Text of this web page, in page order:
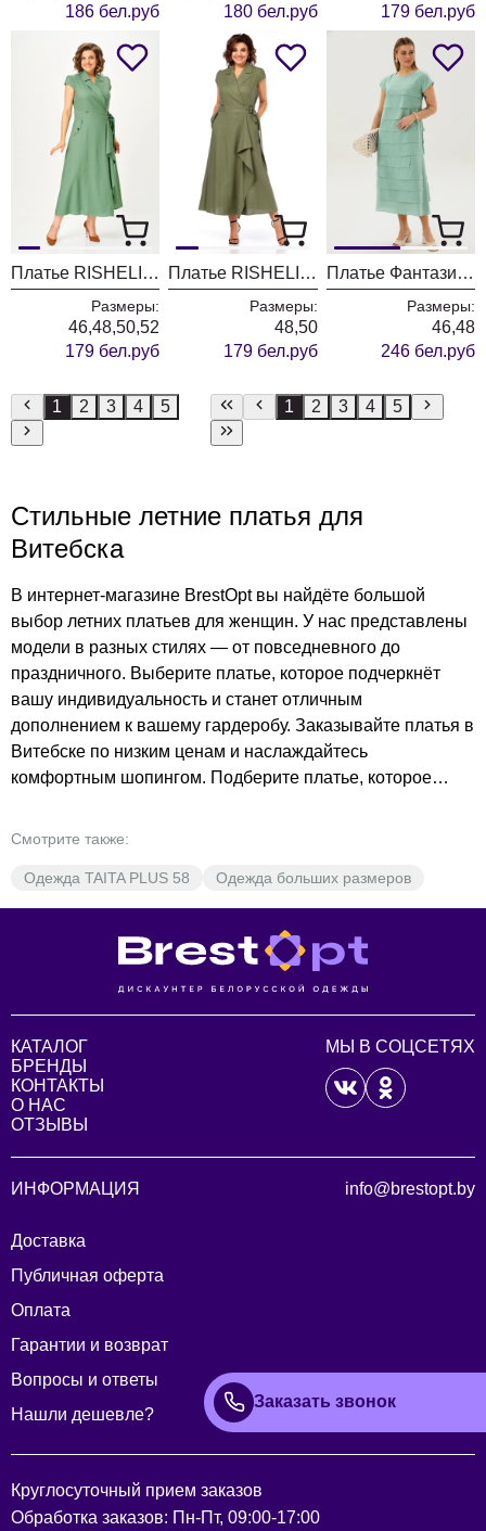
186 бел.руб
180 бел.руб
179 бел.руб
Платье RISHELIE 995-3 зеленая фисташка
Размеры:
46,48,50,52
179 бел.руб
Платье RISHELIE 995-2 хаки
Размеры:
48,50
179 бел.руб
Платье Фантазия Мод 5437 мята
Размеры:
46,48
246 бел.руб
1 2 3 4 5 1 2 3 4 5
Стильные летние платья для
Витебска
В интернет-магазине BrestOpt вы найдёте большой
выбор летних платьев для женщин. У нас представлены
модели в разных стилях — от повседневного до
праздничного. Выберите платье, которое подчеркнёт
вашу индивидуальность и станет отличным
дополнением к вашему гардеробу. Заказывайте платья в
Витебске по низким ценам и наслаждайтесь
комфортным шопингом. Подберите платье, которое
Добавьте в свою коллекцию стильное и качественное
Смотрите также:
Одежда TAITA PLUS 58 Одежда больших размеров
КАТАЛОГ
БРЕНДЫ
КОНТАКТЫ
О НАС
ОТЗЫВЫ
МЫ В СОЦСЕТЯХ
ИНФОРМАЦИЯ
Доставка
Публичная оферта
Оплата
Гарантии и возврат
Вопросы и ответы
Нашли дешевле?
info@brestopt.by
Заказать звонок
Круглосуточный прием заказов
Обработка заказов: Пн-Пт, 09:00-17:00